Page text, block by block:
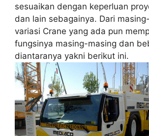
sesuaikan dengan keperluan
dan lain sebagainya. Dari
variasi Crane yang ada pun
fungsinya masing-masing dan
diantaranya yakni berikut ini.